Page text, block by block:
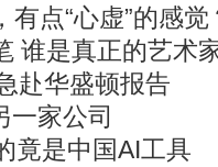
点“心虚”的感觉
谁是真正的艺术
赴华盛顿报告
一家公司
竟是中国AI工具